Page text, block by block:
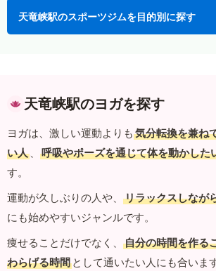
天竜峡駅のスポーツジムを目的別に探す
天竜峡駅のヨガを探す
ヨガは、激しい運動よりも 気分転換を兼ね
い人 、 呼吸やポーズを通じて体を動かした
す。
運動が久しぶりの人や、
リラックスしなが
にも始めやすいジャンルです。
痩せることだけでなく、
自分の時間を作る
わらげる時間 として通いたい人にも合います